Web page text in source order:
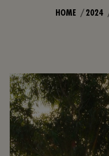
You are here:
HOME 2024